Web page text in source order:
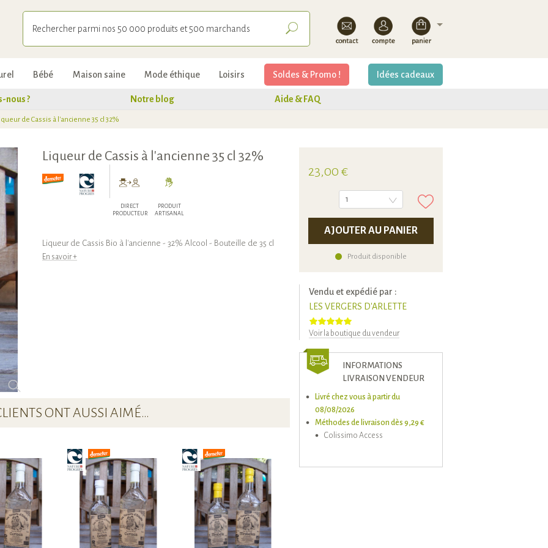
Bébé Maison saine Mode éthique Loisirs Idées cadeaux
Soldes & Promo !
nous ? Notre blog Aide & FAQ
de Cassis à l'ancienne 35 cl 32%
Liqueur de Cassis à l'ancienne 35 cl 32%
DIRECT
PRODUCTEUR
PRODUIT
ARTISANAL
Liqueur de Cassis Bio à l'ancienne - 32% Alcool - Bouteille de 35 cl
En savoir +
23,00 €
1
AJOUTER AU PANIER
Produit disponible
Vendu et expédié par :
LES VERGERS D'ARLETTE
Voir la boutique du vendeur
INFORMATIONS
LIVRAISON VENDEUR
Livré chez vous à partir du
08/08/2026
Méthodes de livraison dès 9,29 €
Colissimo Access
ONT AUSSI AIMÉ…